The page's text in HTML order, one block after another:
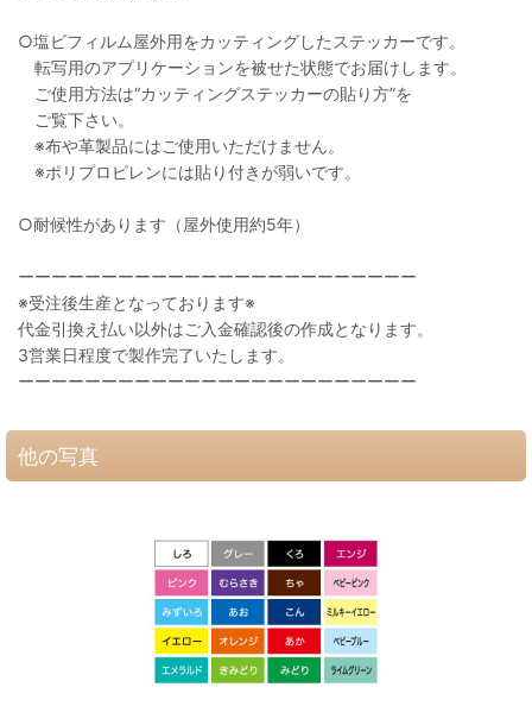
○塩ビフィルム屋外用をカッティングしたステッカーです。
転写用のアプリケーションを被せた状態でお届けします。
ご使用方法は“カッティングステッカーの貼り方”を
ご覧下さい。
※布や革製品にはご使用いただけません。
※ポリプロピレンには貼り付きが弱いです。
○耐候性があります（屋外使用約5年）
ーーーーーーーーーーーーーーーーーーーーーーーー
※受注後生産となっております※
代金引換え払い以外はご入金確認後の作成となります。
3営業日程度で製作完了いたします。
ーーーーーーーーーーーーーーーーーーーーーーーー
他の写真